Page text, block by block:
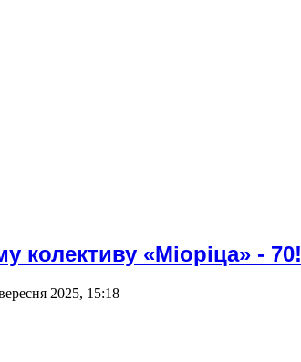
колективу «Міоріца» - 70!
2025, 15:18